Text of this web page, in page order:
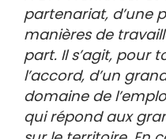
partenariat, d’une
manières de
part. Il s’agit, pour
l’accord, d’un
domaine de
qui répond aux